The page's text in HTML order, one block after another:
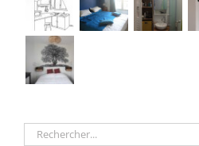
Rechercher: